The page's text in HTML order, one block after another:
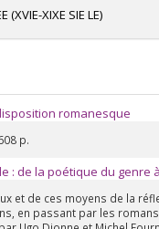
de revues et de
(XVIE-XIXE SIE LE)
romanesque
p.
: de la poétique du genre
et de ces moyens de la
en passant par les